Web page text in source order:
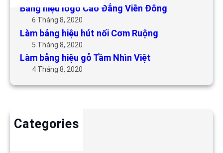
Bảng hiệu logo Cao Đẳng Viễn Đông
6 Tháng 8, 2020
Làm bảng hiệu hút nổi Cơm Ruộng
5 Tháng 8, 2020
Làm bảng hiệu gỗ Tầm Nhìn Việt
4 Tháng 8, 2020
Categories